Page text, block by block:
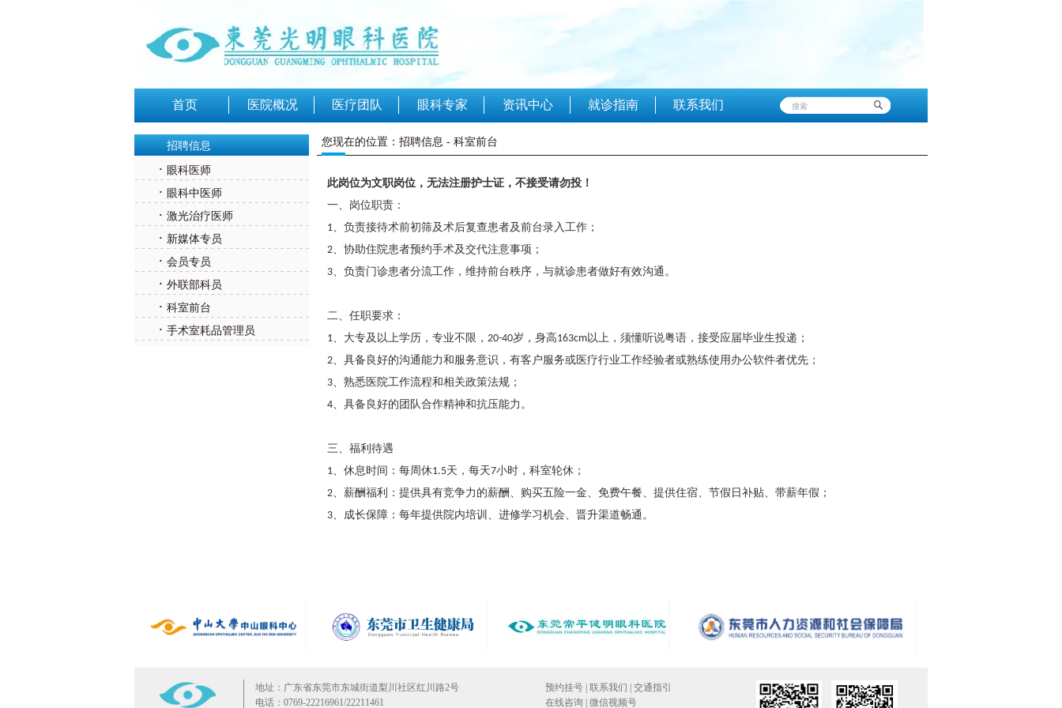
首页 医院概况 医疗团队 眼科专家 资讯中心 就诊指南 联系我们
招聘信息
· 眼科医师
· 眼科中医师
· 激光治疗医师
· 新媒体专员
· 会员专员
· 外联部科员
· 科室前台
· 手术室耗品管理员
您现在的位置：招聘信息 - 科室前台
此岗位为文职岗位，无法注册护士证，不接受请勿投！
一、 岗位职责：
1 、负责接待术前初筛及术后复查患者及前台录入工作；
2、协助住院患者预约手术及交代注意事项；
3、负责门诊患者分流工作，维持前台秩序，与就诊患者做好有效沟通。
二、 任职要求：
1 、大专及以上学历， 专业不限， 20-40岁，身高163cm以上，须懂听说粤语，接受应届毕业生投递；
2、具备良好的沟通能力和服务意识，有客户服务或医疗行业工作经验者或熟练使用办公软件者优先；
3、熟悉医院工作流程和相关政策法规；
4、具备良好的团队合作精神和抗压能力。
三、福利待遇
1 、休息时间： 每周休1.5天， 每天7小时， 科室轮休；
2、薪酬福利：提供具有竞争力的薪酬、 购买五险一金 、免费午餐
提供住宿、节假日补贴、带薪年假；
3、成长保障：每年提供院内培训、进修学习机会、晋升渠道畅通。
地址：广东省东莞市东城街道梨川社区红川路2号
电话：0769-22216961/22211461
预约挂号| 联系我们 | 交通指引
在线咨询
微信视频号